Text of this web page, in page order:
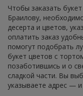
Чтобы заказать
Браилову,
десерта и цветов,
оплатить заказ
помогут подобрать
букет цветов с
позаботившись и о
сладкой части. Вы
указываете адрес — и